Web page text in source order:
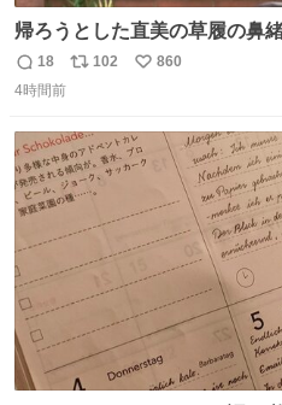
帰ろうとした直美の草履の鼻
小川がさらに壊し…… 結果、直美をおんぶして送ることに
なりました。 👇鼻緒はいつも恋のキューピッド？
薫る 上坂樹里 甲斐翔真
返
信
18
リ
ト
数
102
い
数
860
4時間前